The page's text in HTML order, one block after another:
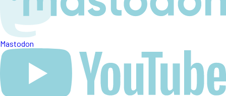
Mastodon